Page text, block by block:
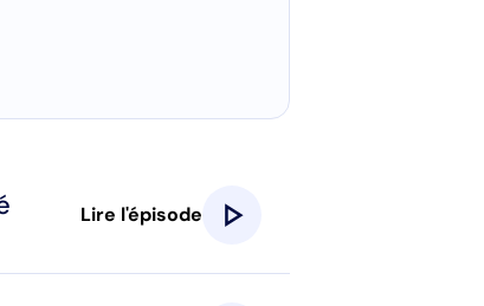
Lire l'épisode play_arrow